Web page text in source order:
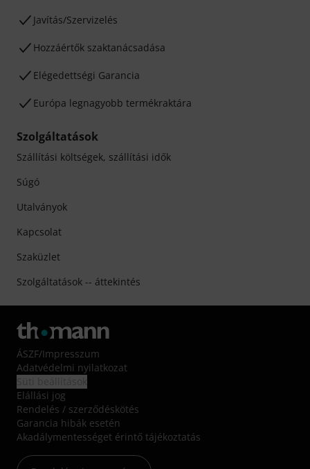
Javítás/Szervizelés
Hozzáértők szaktanácsadása
Elégedettségi Garancia
Európa legnagyobb termékraktára
Szolgáltatások
Szállítási költségek, szállítási idők
Súgó
Utalványok
Kapcsolat
Szaküzlet
Szolgáltatások -- áttekintés
ÁSZF/Impresszum
Adatvédelmi nyilatkozat
Elállási jog
Rendelés / szerződéskötés
Garancia hibák esetén
Akadálymentességet érintő tájékoztatás